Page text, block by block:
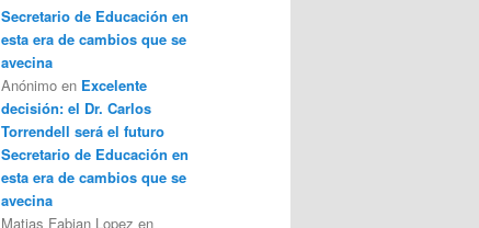
Secretario de Educación en
esta era de cambios que se
avecina
Anónimo en Excelente
decisión: el Dr. Carlos
Torrendell será el futuro
Secretario de Educación en
esta era de cambios que se
avecina
Matias Fabian Lopez en